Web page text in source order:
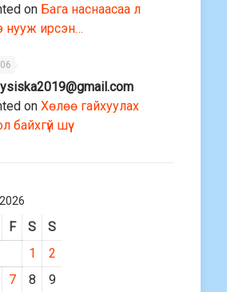
on Бага наснаасаа л
нууж ирсэн…
on Хөлөө гайхуулах
байхгүй шүү
F S
S
1
2
7 8
9